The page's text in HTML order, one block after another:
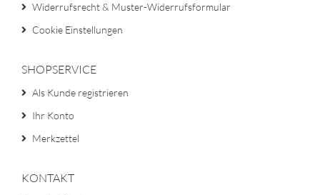
Widerrufsrecht & Muster-Widerrufsformular
Cookie Einstellungen
SHOPSERVICE
Als Kunde registrieren
Ihr Konto
Merkzettel
KONTAKT